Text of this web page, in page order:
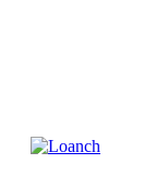
Как это